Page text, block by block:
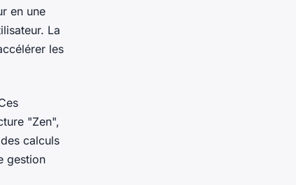
en une
La
les
"Zen",
calculs
gestion